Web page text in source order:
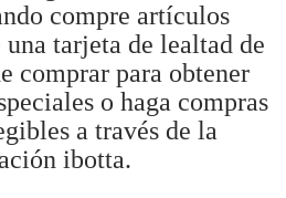
compre artículos
tarjeta de lealtad de
comprar para obtener
o haga compras
a través de la
ibotta.